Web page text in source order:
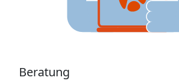
Beratung